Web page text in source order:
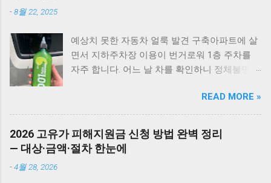
지나도록 푸른하늘 26위 너에게로 또 다시 변진
섭 27위 슬픈 바다 조정현 28위 솔아 솔아 푸르
른 솔아 노래를 찾는 사람들 29위 내일 일기 오
석준 30위 한 여름의 크리스마스 이정현 31위
존대말을 써야할지 반말로 얘기해야 할지 민해
Various Artists 35위 인디안 인형처럼 Nami (나
미) 36위 어느새 장필순 37위 당신은 ...
때 즉시 이갈이 장난감을 주면 자연스럽게 그것
을 물며 놀게 됩니다. 우리 집 물건 지키는 실용
적인 방법 효과적인 방법은 2-3개의 이갈이 우
하나씩 배치해두는 것입니다. 나무향이 나서 강
아지의 관심을 쉽게 끌 수 있고, 물어뜯기 시작
할 때 근처에 있는 우드스틱을 바로 물려주면 됩
니다. 쿠팡에서 [Petstages 강아지 우드스틱] 최
-8월 22, 2025
예상치 못한 자동차 얼룩 발견 구축아파트에 살
면서 지하주차장 이용이 번거로워 1층 주차를
자주 합니다. 어느 날 차를 확인하니 정체불명의
분, 그리고 뒷문에도 얼룩이 있었습니다. 처음
엔 음료가 묻은 정도로 생각했어요. 일반 청소용
품으로는 해결 안 되는 완고한 얼룩 "물티슈면
충분히 지워지겠지"라고 생각했는데 큰 착각이
었습니다. 마른 휴지로 닦아도 소용없었어요.
READ MORE »
2026 고유가 피해지원금 신청 방법 완벽 정리
— 대상·금액·절차 한눈에
-4월 28, 2026